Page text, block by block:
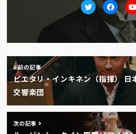
Twitter
前の記事
ピエタリ・インキネン（指揮） 日
交響楽団
次の記事